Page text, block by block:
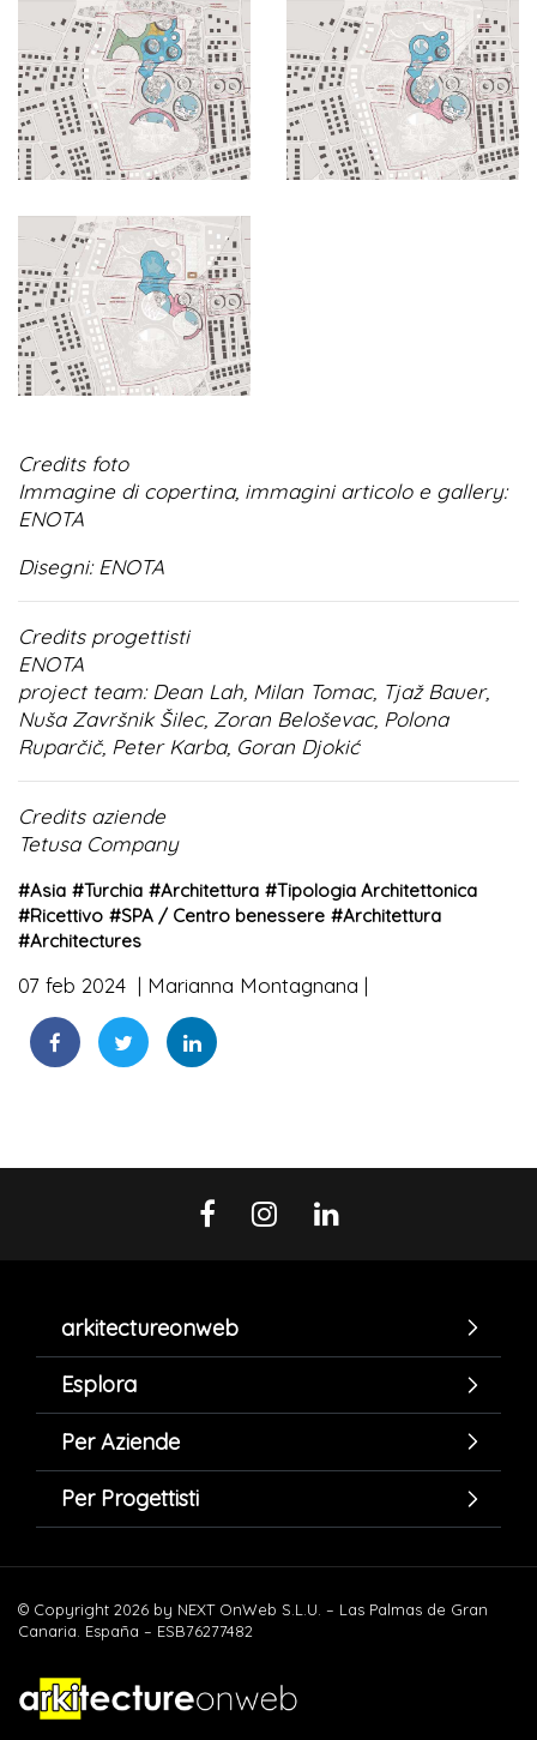
Credits foto
Immagine di copertina, immagini articolo e gallery:
ENOTA
Disegni: ENOTA
Credits progettisti
ENOTA
project team: Dean Lah, Milan Tomac, Tjaž Bauer,
Nuša Završnik Šilec, Zoran Beloševac, Polona
Ruparčič, Peter Karba, Goran Djokić
Credits aziende
Tetusa Company
#Asia #Turchia #Architettura #Tipologia Architettonica
#Ricettivo #SPA / Centro benessere #Architettura
#Architectures
07 feb 2024 Marianna Montagnana
arkitectureonweb
Esplora
Per Aziende
Per Progettisti
© Copyright 2026 by NEXT OnWeb S.L.U. – Las Palmas de Gran
Canaria. España – ESB76277482